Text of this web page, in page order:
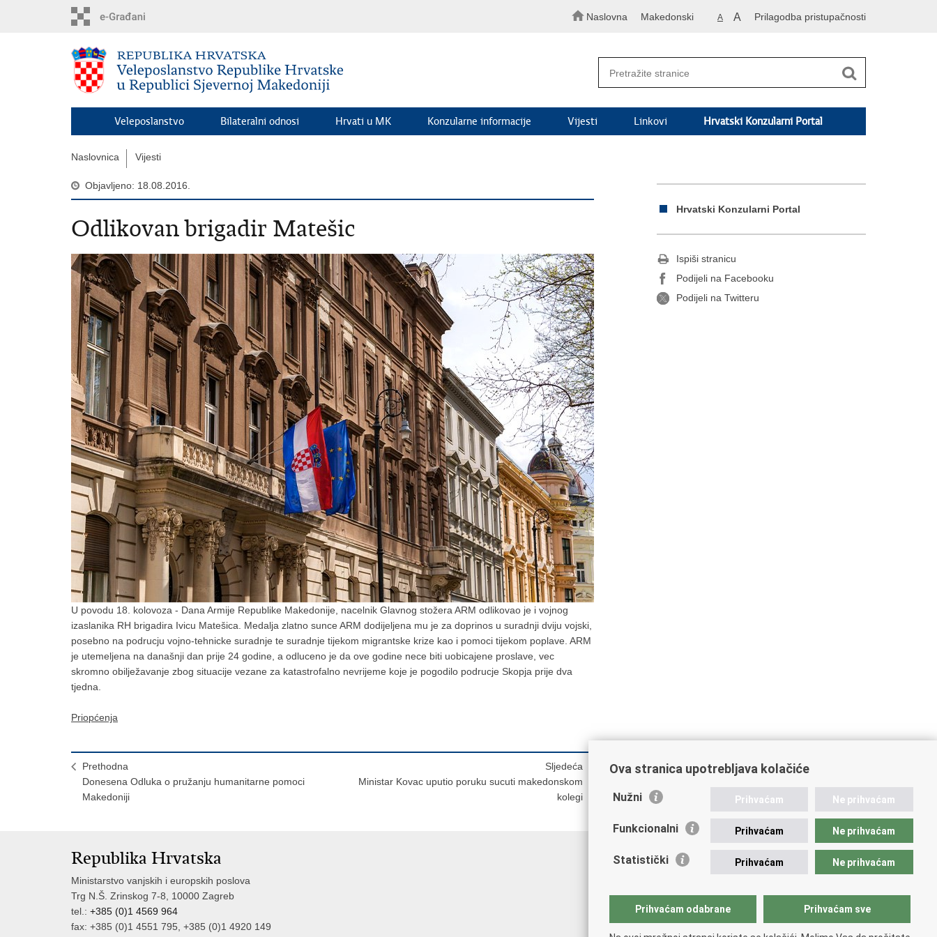
Naslovna Makedonski A A Prilagodba pristupačnosti
Veleposlanstvo Bilateralni odnosi Hrvati u MK Konzularne informacije Vijesti Linkovi Hrvatski Konzularni Portal
Naslovnica Vijesti
Objavljeno: 18.08.2016.
Odlikovan brigadir Matešic
U povodu 18. kolovoza - Dana Armije Republike Makedonije, nacelnik Glavnog stožera ARM odlikovao je i vojnog
izaslanika RH brigadira Ivicu Matešica. Medalja zlatno sunce ARM dodijeljena mu je za doprinos u suradnji dviju vojski,
posebno na podrucju vojno-tehnicke suradnje te suradnje tijekom migrantske krize kao i pomoci tijekom poplave. ARM
je utemeljena na današnji dan prije 24 godine, a odluceno je da ove godine nece biti uobicajene proslave, vec
skromno obilježavanje zbog situacije vezane za katastrofalno nevrijeme koje je pogodilo podrucje Skopja prije dva
tjedna.
Priopćenja
Prethodna
Donesena Odluka o pružanju humanitarne pomoci
Makedoniji
Sljedeća
Ministar Kovac uputio poruku sucuti makedonskom
kolegi
Hrvatski Konzularni Portal
Ispiši stranicu
Podijeli na Facebooku
Podijeli na Twitteru
Republika Hrvatska
Ministarstvo vanjskih i europskih poslova
Trg N.Š. Zrinskog 7-8, 10000 Zagreb
tel.: +385 (0)1 4569 964
fax: +385 (0)1 4551 795, +385 (0)1 4920 149
Ova stranica upotrebljava kolačiće
Nužni Prihvaćam Ne prihvaćam
Funkcionalni Prihvaćam Ne prihvaćam
Statistički Prihvaćam Ne prihvaćam
Prihvaćam odabrane Prihvaćam sve